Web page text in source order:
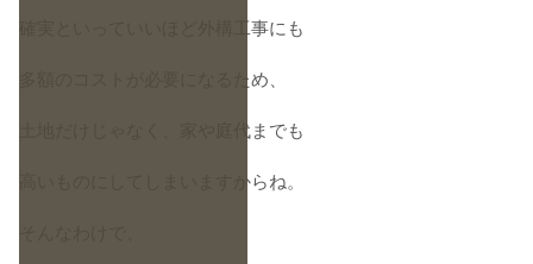
確実といっていいほど外構工事にも
多額のコストが必要になるため、
土地だけじゃなく、家や庭代までも
高いものにしてしまいますからね。